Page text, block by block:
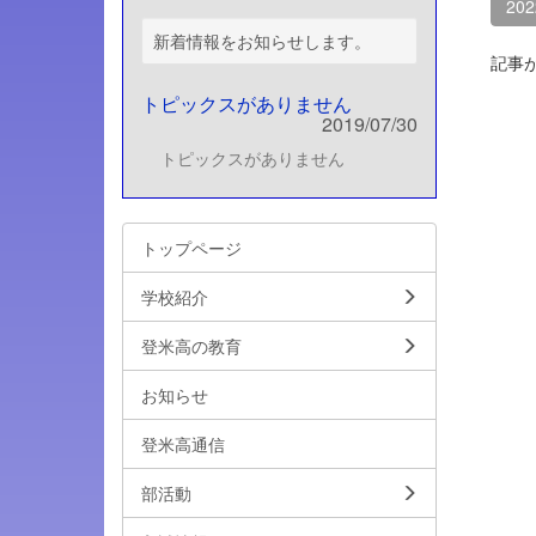
記事
新着情報をお知らせします。
トピックスがありません
2019/07/30
トピックスがありません
トップページ
学校紹介
登米高の教育
お知らせ
登米高通信
部活動